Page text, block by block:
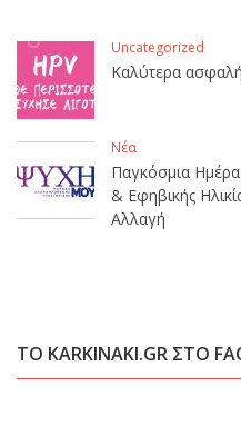
Uncategorized
Καλύτερα
Νέα
Παγκόσμια
& Εφηβικής
Αλλαγή
ΤΟ KARKINAKI.GR ΣΤΟ